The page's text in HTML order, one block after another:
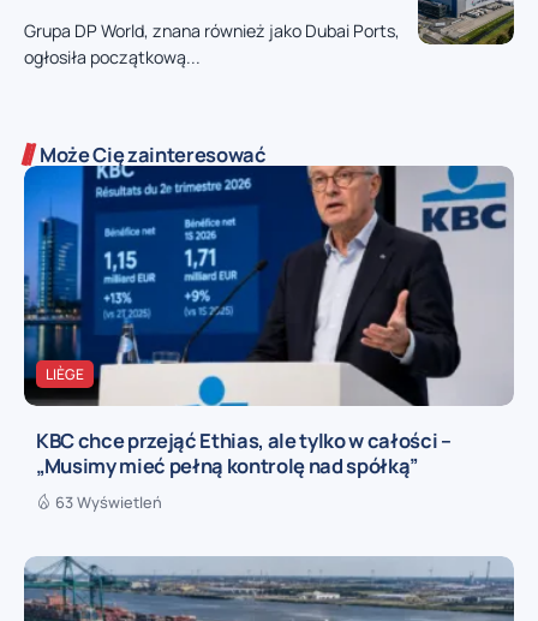
Grupa DP World, znana również jako Dubai Ports,
ogłosiła początkową...
Może Cię zainteresować
LIÈGE
KBC chce przejąć Ethias, ale tylko w całości –
„Musimy mieć pełną kontrolę nad spółką”
63 Wyświetleń